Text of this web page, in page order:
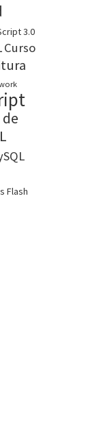
3.0
Curso
Flash